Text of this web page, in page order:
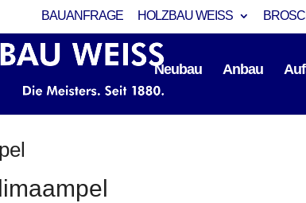
BAUANFRAGE HOLZBAU WEISS
Neubau Anbau